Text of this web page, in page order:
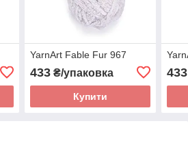
YarnArt Fable Fur 967
433₴/упаковка
Купити
433